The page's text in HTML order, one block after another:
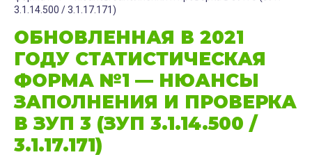
3.1.14.500 / 3.1.17.171)
ОБНОВЛЕННАЯ В 2021
ГОДУ СТАТИСТИЧЕСКАЯ
ФОРМА №1 — НЮАНСЫ
ЗАПОЛНЕНИЯ И ПРОВЕРКА
В ЗУП 3 (ЗУП 3.1.14.500 /
3.1.17.171)